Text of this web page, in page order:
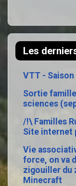
Les
VTT -
Sortie
sciences
/!\ Familles
Site internet
Vie
force, on va
zigouiller du
Minecraft